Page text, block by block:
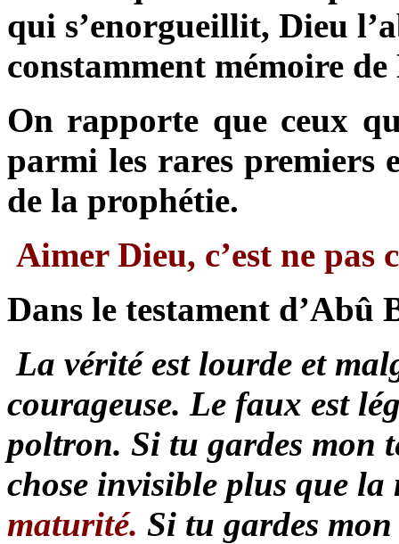
qui s’enorgueillit, Dieu
constamment mémoire
On rapporte que ceux
parmi les rares premiers
de la prophétie.
Aimer Dieu, c’est ne
Dans le testament d’Abû
La vérité est lourde et
courageuse. Le faux est
poltron. Si tu gardes mon
chose invisible plus que
maturité. Si tu gardes